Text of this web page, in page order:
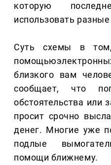
которую
использовать
Суть схемы в
близкого вам
сообщает, что
обстоятельства или
просит срочно
денег. Многие уже
подлые
помощи ближнему.